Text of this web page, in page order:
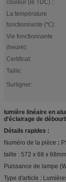
couleur (le TDC) ::
La température
fonctionnante (℃):
Vie fonctionnante
(heure):
Certificat:
Taille:
Surligner:
lumière linéaire en
d'éclairage de
Détails rapides :
Numéro de la pièce :
taille : 572 x 68 x 68mm
Puissance de lampe
Type d'article :